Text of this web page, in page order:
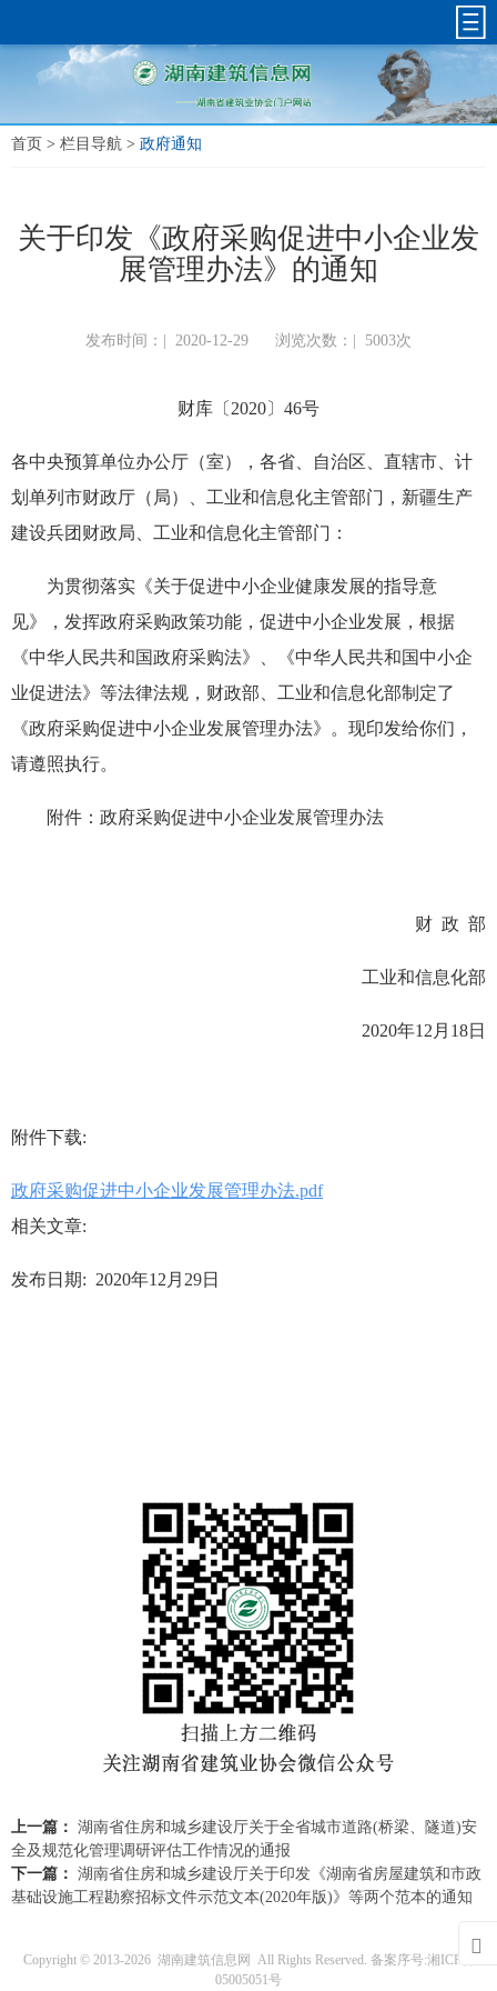
首页 > 栏目导航 > 政府通知
关于印发《政府采购促进中小企业发
展管理办法》的通知
发布时间：| 2020-12-29 浏览次数：| 5003次
财库〔2020〕46号
各中央预算单位办公厅（室），各省、自治区、直辖市、计
划单列市财政厅（局）、工业和信息化主管部门，新疆生产
建设兵团财政局、工业和信息化主管部门：
为贯彻落实《关于促进中小企业健康发展的指导意
见》，发挥政府采购政策功能，促进中小企业发展，根据
《中华人民共和国政府采购法》、《中华人民共和国中小企
业促进法》等法律法规，财政部、工业和信息化部制定了
《政府采购促进中小企业发展管理办法》。现印发给你们，
请遵照执行。
附件：政府采购促进中小企业发展管理办法
财 政 部
工业和信息化部
2020年12月18日
附件下载:
政府采购促进中小企业发展管理办法.pdf
相关文章:
发布日期: 2020年12月29日
上一篇： 湖南省住房和城乡建设厅关于全省城市道路(桥梁、隧道)安
全及规范化管理调研评估工作情况的通报
下一篇： 湖南省住房和城乡建设厅关于印发《湖南省房屋建筑和市政
基础设施工程勘察招标文件示范文本(2020年版)》等两个范本的通知
Copyright © 2013-2026 湖南建筑信息网 All Rights Reserved. 备案序号:湘ICP备
05005051号
